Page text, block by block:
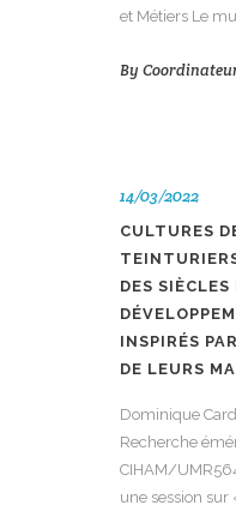
et Métiers Le
By
14/03/2022
CULTURES
DES SIÈCLES
INSPIRÉS
DE LEURS
Dominique
Recherche
CIHAM/
une session sur